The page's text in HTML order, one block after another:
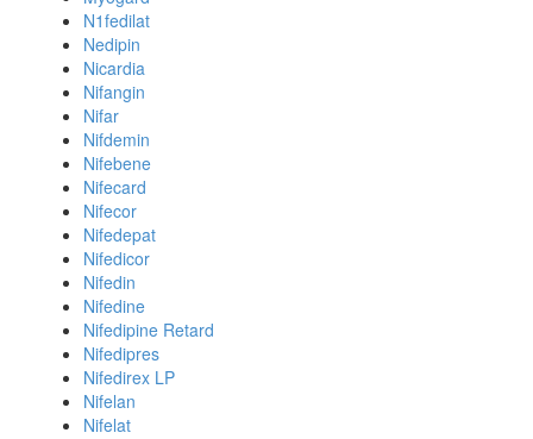
N1fedilat
Nedipin
Nicardia
Nifangin
Nifar
Nifdemin
Nifebene
Nifecard
Nifecor
Nifedepat
Nifedicor
Nifedin
Nifedine
Nifedipine Retard
Nifedipres
Nifedirex LP
Nifelan
Nifelat